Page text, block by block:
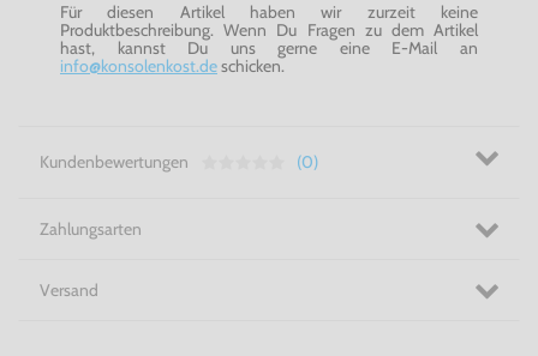
Für diesen Artikel haben wir zurzeit keine
Produktbeschreibung. Wenn Du Fragen zu dem Artikel
hast, kannst Du uns gerne eine E-Mail an
info@konsolenkost.deschicken.
Kundenbewertungen (0)
Zahlungsarten
Versand